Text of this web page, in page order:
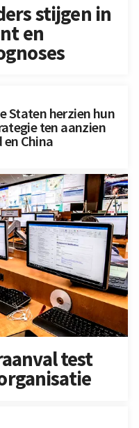
stijgen in
en
Staten herzien hun
ten aanzien
China
test